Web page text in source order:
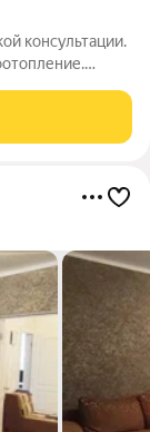
консультации.
участок 4